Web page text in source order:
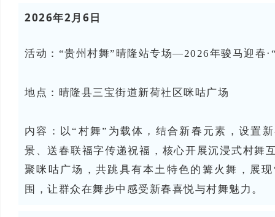
2026年2月6日
活动：“贵州村舞”晴隆站专场—2026年骏马迎春
地点：晴隆县三宝街道新荷社区咪咕广场
内容：
以“村舞”为载体，结合新春元素，设置
景、送春联福字传递祝福，核心开展沉浸式村舞
聚咪咕广场，共跳具有本土特色的篝火舞，展
围，让群众在舞步中感受新春喜悦与村舞魅力。